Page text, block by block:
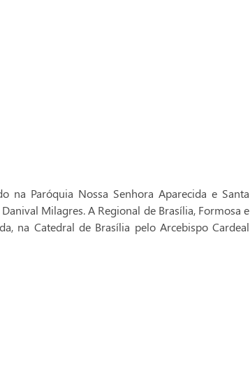
na Paróquia Nossa Senhora Aparecida e Santa
Milagres. A Regional de Brasília, Formosa e
na Catedral de Brasília pelo Arcebispo Cardeal